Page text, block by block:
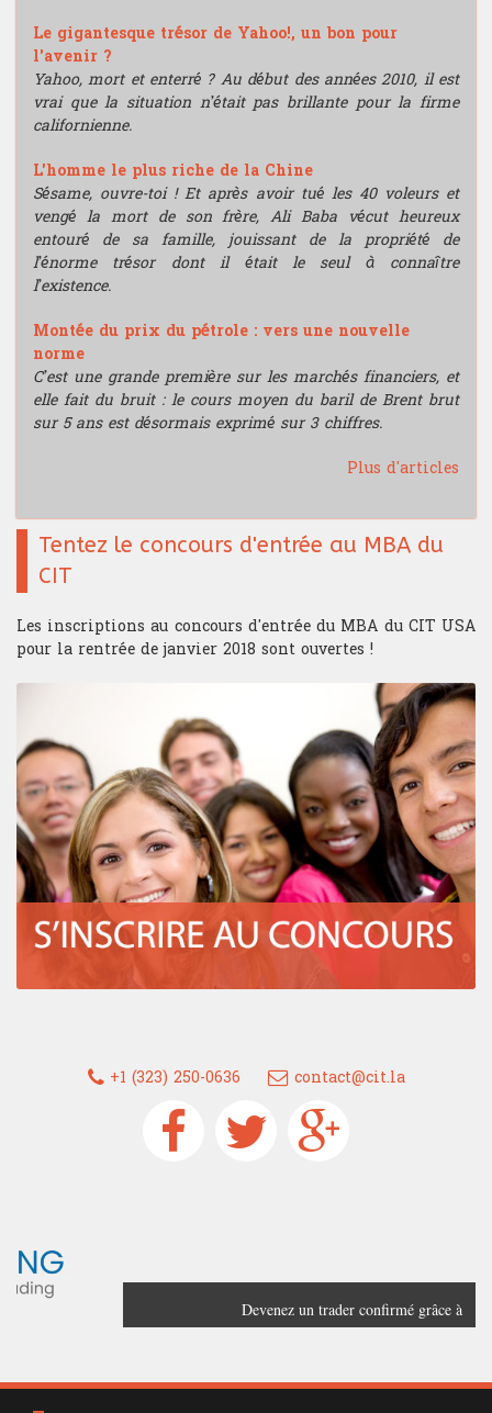
Le gigantesque trésor de Yahoo!, un bon pour
l'avenir ?
Yahoo, mort et enterré ? Au début des années 2010, il est
vrai que la situation n’était pas brillante pour la firme
californienne.
L'homme le plus riche de la Chine
Sésame, ouvre-toi ! Et après avoir tué les 40 voleurs et
vengé la mort de son frère, Ali Baba vécut heureux
entouré de sa famille, jouissant de la propriété de
l’énorme trésor dont il était le seul à connaître
l’existence.
Montée du prix du pétrole : vers une nouvelle
norme
C’est une grande première sur les marchés financiers, et
elle fait du bruit : le cours moyen du baril de Brent brut
sur 5 ans est désormais exprimé sur 3 chiffres.
Plus d'articles
Tentez le concours d'entrée au MBA du
CIT
Les inscriptions au concours d'entrée du MBA du CIT USA
pour la rentrée de janvier 2018 sont ouvertes !
+1 (323) 250-0636 contact@cit.la
Devenez un trader confirmé grâce à
France Trading